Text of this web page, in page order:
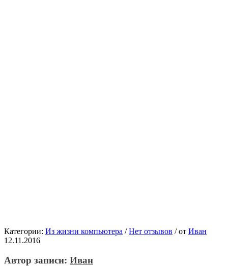
Категории: Из жизни компьютера / Нет отзывов /от Иван
12.11.2016
Автор записи: Иван